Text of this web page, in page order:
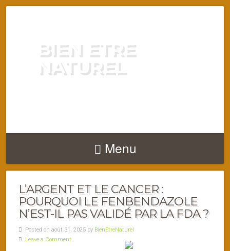
BIEN ETRE
NATUREL
Menu
L’ARGENT ET LE CANCER :
POURQUOI LE FENBENDAZOLE
N’EST-IL PAS VALIDÉ PAR LA FDA ?
Posted on août 31, 2025 by BienEtreNaturel
Leave a Comment